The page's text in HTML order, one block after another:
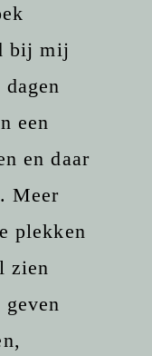
bij mij
een
en daar
Meer
plekken
zien